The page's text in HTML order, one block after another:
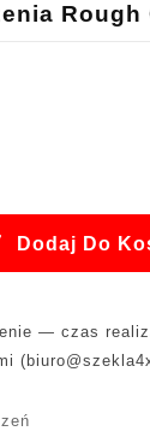
Dodaj Do
— czas
(